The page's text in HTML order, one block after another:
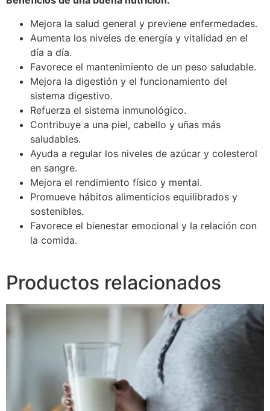
Mejora la salud general y previene enfermedades.
Aumenta los niveles de energía y vitalidad en el
día a día.
Favorece el mantenimiento de un peso saludable.
Mejora la digestión y el funcionamiento del
sistema digestivo.
Refuerza el sistema inmunológico.
Contribuye a una piel, cabello y uñas más
saludables.
Ayuda a regular los niveles de azúcar y colesterol
en sangre.
Mejora el rendimiento físico y mental.
Promueve hábitos alimenticios equilibrados y
sostenibles.
Favorece el bienestar emocional y la relación con
la comida.
Productos relacionados